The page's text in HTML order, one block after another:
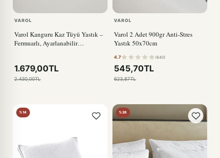
VAROL
Varol Kanguru Kaz Tüyü Yastık –
Fermuarlı, Ayarlanabilir
1.679,00TL
2.430,00TL
VAROL
Varol 2 Adet 900gr Anti-Stres
Yastık 50x70cm
4.7 (640)
545,70TL
623,87TL
%14 %28